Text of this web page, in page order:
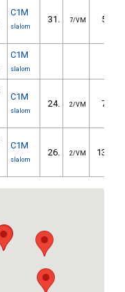
C1M
slalom
31. 7/VM 59.50
C1M
slalom
C1M
slalom
24. 2/VM 78.30
C1M
slalom
26. 2/VM 137.20